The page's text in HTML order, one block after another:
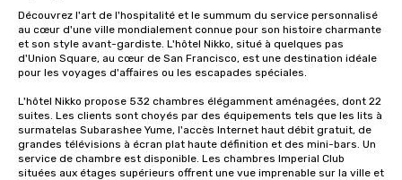
Découvrez l'art de l'hospitalité et le summum du service personnalisé
au cœur d'une ville mondialement connue pour son histoire charmante
et son style avant-gardiste. L'hôtel Nikko, situé à quelques pas
d'Union Square, au cœur de San Francisco, est une destination idéale
pour les voyages d'affaires ou les escapades spéciales.
L'hôtel Nikko propose 532 chambres élégamment aménagées, dont 22
suites. Les clients sont choyés par des équipements tels que les lits à
surmatelas Subarashee Yume, l'accès Internet haut débit gratuit, de
grandes télévisions à écran plat haute définition et des mini-bars. Un
service de chambre est disponible. Les chambres Imperial Club
situées aux étages supérieurs offrent une vue imprenable sur la ville et